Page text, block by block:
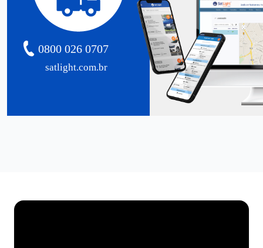
satlight.com.br
0800 026 0707